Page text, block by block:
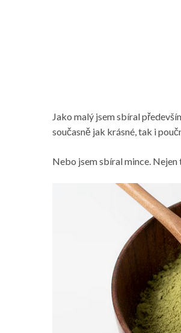
Jako malý jsem sbíral
současně jak krásné, tak i
Nebo jsem sbíral mince.